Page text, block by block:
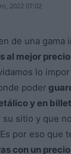
2022 07:02
de una gama
al mejor
lo
poder
y en
sitio y que
por eso que
con un